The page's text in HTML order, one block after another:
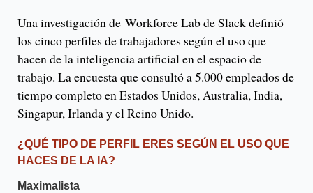
Una investigación de Workforce Lab de Slack definió
los cinco perfiles de trabajadores según el uso que
hacen de la inteligencia artificial en el espacio de
trabajo. La encuesta que consultó a 5.000 empleados de
tiempo completo en Estados Unidos, Australia, India,
Singapur, Irlanda y el Reino Unido.
¿QUÉ TIPO DE PERFIL ERES SEGÚN EL USO QUE
HACES DE LA IA?
Maximalista